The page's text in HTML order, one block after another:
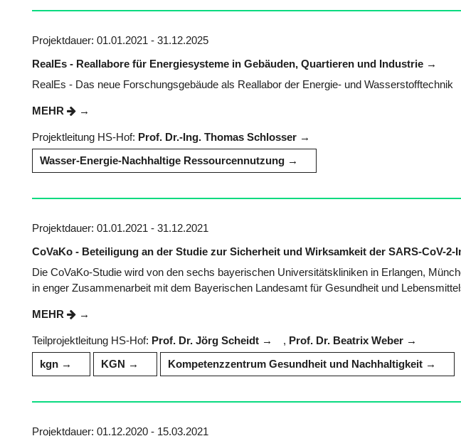
Projektdauer: 01.01.2021 - 31.12.2025
RealEs - Reallabore für Energiesysteme in Gebäuden, Quartieren und Industrie
RealEs - Das neue Forschungsgebäude als Reallabor der Energie- und Wasserstofftechnik
MEHR
Projektleitung HS-Hof: Prof. Dr.-Ing. Thomas Schlosser
Wasser-Energie-Nachhaltige Ressourcennutzung
Projektdauer: 01.01.2021 - 31.12.2021
CoVaKo - Beteiligung an der Studie zur Sicherheit und Wirksamkeit der SARS-CoV-2-
Die CoVaKo-Studie wird von den sechs bayerischen Universitätskliniken in Erlangen,
in enger Zusammenarbeit mit dem Bayerischen Landesamt für Gesundheit und
MEHR
Teilprojektleitung HS-Hof: Prof. Dr. Jörg Scheidt , Prof. Dr. Beatrix Weber
kgn
KGN Kompetenzzentrum Gesundheit und Nachhaltigkeit
Projektdauer: 01.12.2020 - 15.03.2021